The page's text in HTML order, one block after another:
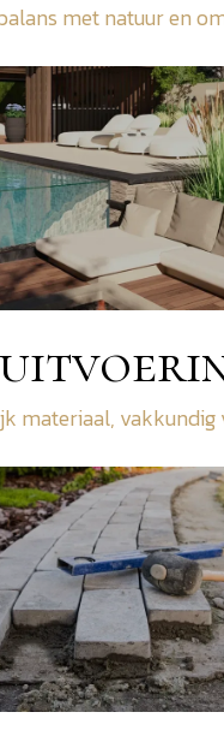
met natuur en
materiaal, vakkundig